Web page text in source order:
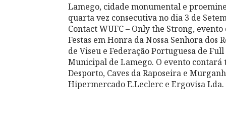
Lamego, cidade monumental e
quarta vez consecutiva no dia 3 de
Contact WUFC – Only the Strong,
Festas em Honra da Nossa Senhora dos
de Viseu e Federação Portuguesa de
Municipal de Lamego. O evento contará
Desporto, Caves da Raposeira e
Hipermercado E.Leclerc e Ergovisa